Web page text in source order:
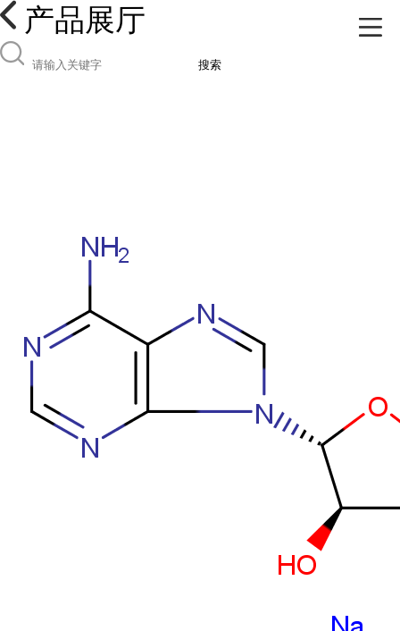
产品展厅
搜索